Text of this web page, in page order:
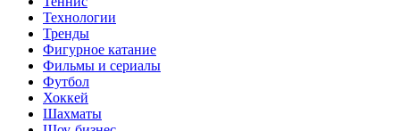
Технологии
Тренды
Фигурное катание
Фильмы и сериалы
Футбол
Хоккей
Шахматы